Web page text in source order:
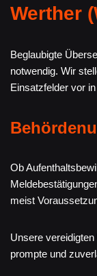
Werther
Beglaubigte
notwendig. Wir
Einsatzfelder vor
Ob
meist
Unsere
prompte und